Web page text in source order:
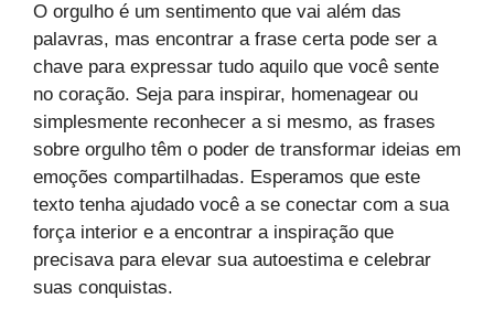
O orgulho é um sentimento que vai além das
palavras, mas encontrar a frase certa pode ser a
chave para expressar tudo aquilo que você sente
no coração. Seja para inspirar, homenagear ou
simplesmente reconhecer a si mesmo, as frases
sobre orgulho têm o poder de transformar ideias em
emoções compartilhadas. Esperamos que este
texto tenha ajudado você a se conectar com a sua
força interior e a encontrar a inspiração que
precisava para elevar sua autoestima e celebrar
suas conquistas.